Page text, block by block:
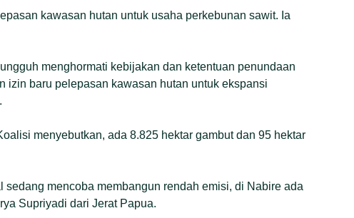
kawasan hutan untuk usaha perkebunan sawit. Ia
menghormati kebijakan dan ketentuan penundaan
izin baru pelepasan kawasan hutan untuk ekspansi
menyebutkan, ada 8.825 hektar gambut dan 95 hektar
mencoba membangun rendah emisi, di Nabire ada
Supriyadi dari Jerat Papua.